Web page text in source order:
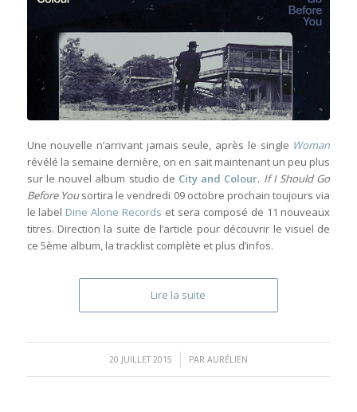
Une nouvelle n’arrivant jamais seule, après le single Woman
révélé la semaine dernière, on en sait maintenant un peu plus
sur le nouvel album studio de City and Colour. If I Should Go
Before Yousortira le vendredi 09 octobre prochain toujours via
le label Dine Alone Records et sera composé de 11 nouveaux
titres. Direction la suite de l’article pour découvrir le visuel de
ce 5ème album, la tracklist complète et plus d’infos.
Lire la suite
20 JUILLET 2015
/ PAR AURÉLIEN